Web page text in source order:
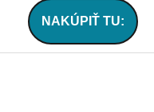
NAKÚPIŤ TU: